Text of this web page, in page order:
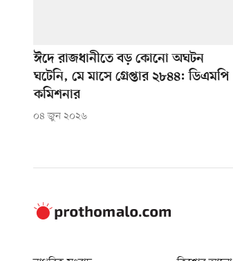
ঈদে রাজধানীতে বড় কোনো অঘটন
ঘটেনি, মে মাসে গ্রেপ্তার ২৮৪৪: ডিএমপি
কমিশনার
০৪ জুন ২০২৬